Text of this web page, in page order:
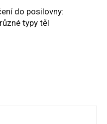
do posilovny:
typy těl